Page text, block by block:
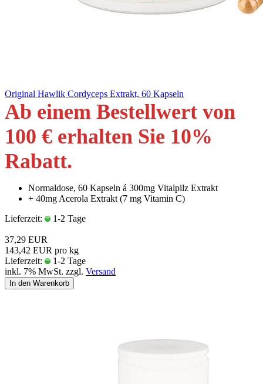
Original Hawlik Cordyceps Extrakt, 60 Kapseln
Ab einem Bestellwert von
100 € erhalten Sie 10%
Rabatt.
Normaldose, 60 Kapseln á 300mg Vitalpilz Extrakt
+ 40mg Acerola Extrakt (7 mg Vitamin C)
Lieferzeit:
1-2 Tage
37,29 EUR
143,42 EUR pro kg
Lieferzeit:
1-2 Tage
inkl. 7% MwSt. zzgl. Versand
In den Warenkorb